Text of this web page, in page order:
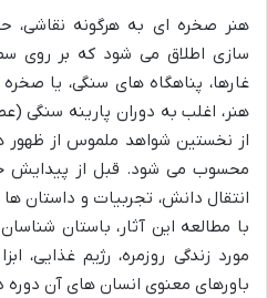
هنر صخره ای به هرگونه نقاشی،
سازی اطلاق می شود که بر روی
غارها، پناهگاه های سنگی، یا
هنر، اغلب به دوران پارینه سنگی
از نخستین شواهد ملموس از
محسوب می شود. قبل از پیدایش
انتقال دانش، تجربیات و داستان
با مطالعه این آثار، باستان
مورد زندگی روزمره، رژیم غذایی،
باورهای معنوی انسان های آن